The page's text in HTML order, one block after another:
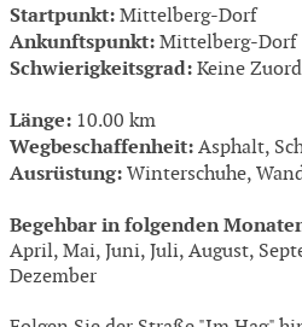
Startpunkt: Mittelberg-Dorf
Ankunftspunkt: Mittelberg-Dorf
Schwierigkeitsgrad: Keine
Länge: 10.00 km
Wegbeschaffenheit: Asphalt,
Ausrüstung: Winterschuhe,
Begehbar in folgenden
April, Mai, Juni, Juli, August,
Dezember